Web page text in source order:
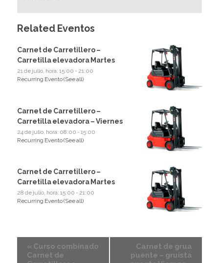
Related Eventos
Carnet de Carretillero –
Carretilla elevadora Martes
21 de julio, hora: 15:00 - 21:00
Recurring Evento(See all)
Carnet de Carretillero –
Carretilla elevadora – Viernes
24 de julio, hora: 08:00 -15:00
Recurring Evento(See all)
Carnet de Carretillero –
Carretilla elevadora Martes
28 de julio, hora: 15:00 - 21:00
Recurring Evento(See all)
« Curso combinado
Carnet de
Carnet de grua
puente – gruista